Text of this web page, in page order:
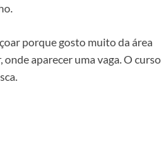
porque gosto muito da área
aparecer uma vaga. O curso